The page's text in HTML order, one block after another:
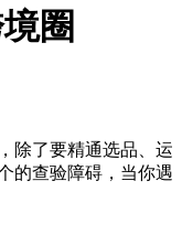
圈
除了要精通选品、运
的查验障碍，当你遇